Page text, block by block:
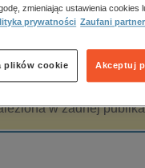
branżowe,
rozrywka
internet,
w żadnej
zmieniając ustawienia cookies
prywatności Zaufani
Akceptuj
plików cookie